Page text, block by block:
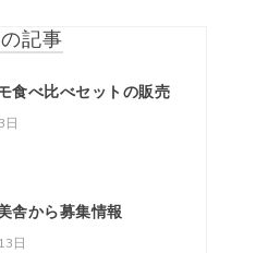
ー
シ
ョ
記事
食べ比べセットの販売
日
舎から募集情報
日